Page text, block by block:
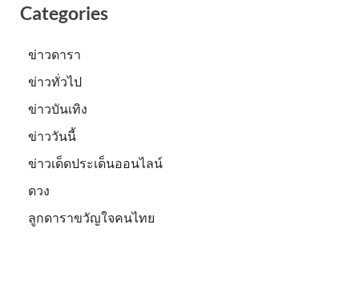
Categories
ข่าวดารา
ข่าวทั่วไป
ข่าวบันเทิง
ข่าววันนี้
ข่าวเด็ดประเด็นออนไลน์
ดวง
ลูกดาราขวัญใจคนไทย